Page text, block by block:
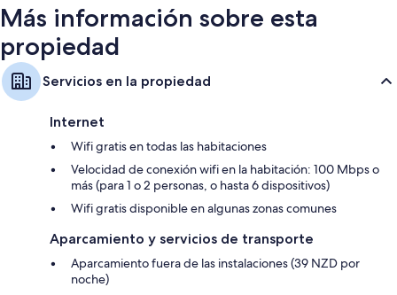
Más información sobre esta
propiedad
Servicios en la propiedad
Internet
Wifi gratis en todas las habitaciones
Velocidad de conexión wifi en la habitación: 100 Mbps o
más (para 1 o 2 personas, o hasta 6 dispositivos)
Wifi gratis disponible en algunas zonas comunes
Aparcamiento y servicios de transporte
Aparcamiento fuera de las instalaciones (39 NZD por
noche)